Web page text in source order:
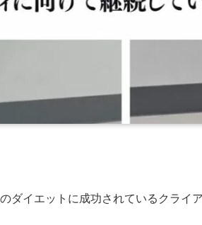
ダイエットに成功されているクライ